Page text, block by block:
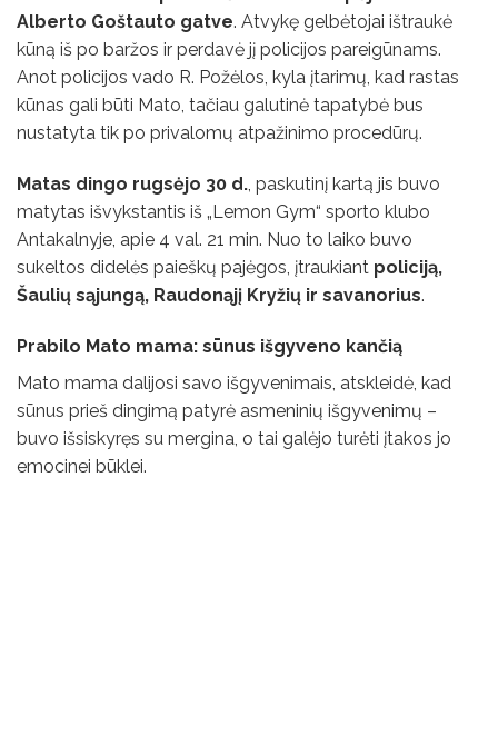
Alberto Goštauto gatve. Atvykę gelbėtojai ištraukė
kūną iš po baržos ir perdavė jį policijos pareigūnams.
Anot policijos vado R. Požėlos, kyla įtarimų, kad rastas
kūnas gali būti Mato, tačiau galutinė tapatybė bus
nustatyta tik po privalomų atpažinimo procedūrų.
Matas dingo rugsėjo 30 d., paskutinį kartą jis buvo
matytas išvykstantis iš „Lemon Gym“ sporto klubo
Antakalnyje, apie 4 val. 21 min. Nuo to laiko buvo
sukeltos didelės paieškų pajėgos, įtraukiant policiją,
Šaulių sąjungą, Raudonąjį Kryžių ir savanorius.
Prabilo Mato mama: sūnus išgyveno kančią
Mato mama dalijosi savo išgyvenimais, atskleidė, kad
sūnus prieš dingimą patyrė asmeninių išgyvenimų –
buvo išsiskyręs su mergina, o tai galėjo turėti įtakos jo
emocinei būklei.